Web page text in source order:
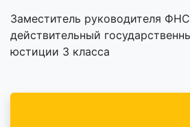
Заместитель руководителя
действительный
юстиции 3 класса